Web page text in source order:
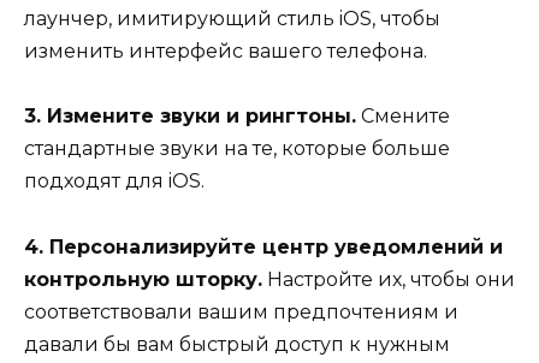
лаунчер, имитирующий стиль iOS, чтобы
изменить интерфейс вашего телефона.
3. Измените звуки и рингтоны. Смените
стандартные звуки на те, которые больше
подходят для iOS.
4. Персонализируйте центр уведомлений и
контрольную шторку. Настройте их, чтобы они
соответствовали вашим предпочтениям и
давали бы вам быстрый доступ к нужным